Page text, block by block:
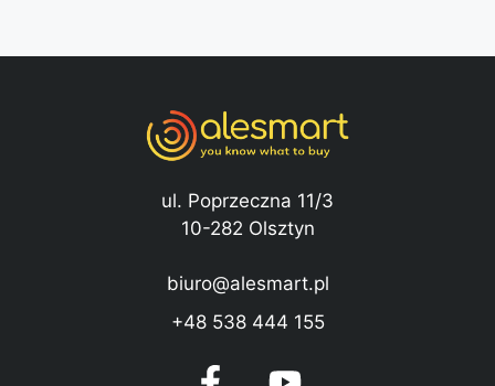
ul. Poprzeczna 11/3
10-282 Olsztyn
biuro@alesmart.pl
+48 538 444 155